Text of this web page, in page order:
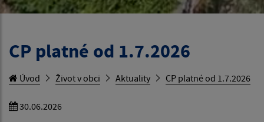
CP platné od 1.7.2026
Úvod Život v obci Aktuality CP platné od 1.7.2026
30.06.2026